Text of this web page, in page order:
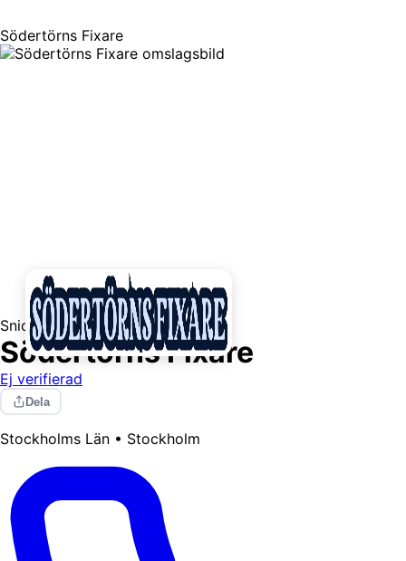
Södertörns Fixare
Snickare Elektriker
Södertörns Fixare
Ej verifierad
Dela
Stockholms Län • Stockholm